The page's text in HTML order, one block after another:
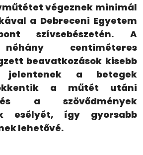
végeznek minimál
a Debreceni Egyetem
szívsebészetén. A
centiméteres
beavatkozások kisebb
jelentenek a betegek
a műtét utáni
a szövődmények
esélyét, így gyorsabb
lehetővé.